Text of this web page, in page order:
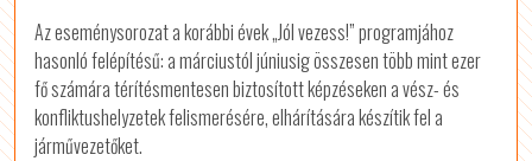
Az eseménysorozat a korábbi évek „Jól vezess!” programjához
hasonló felépítésű: a márciustól júniusig összesen több mint ezer
fő számára térítésmentesen biztosított képzéseken a vész- és
konfliktushelyzetek felismerésére, elhárítására készítik fel a
járművezetőket.